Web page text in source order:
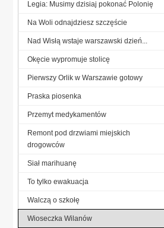
Legia: Musimy dzisiaj pokonać Polonię
Na Woli odnajdziesz szczęście
Nad Wisłą wstaje warszawski dzień...
Okęcie wypromuje stolicę
Pierwszy Orlik w Warszawie gotowy
Praska piosenka
Przemyt medykamentów
Remont pod drzwiami miejskich
drogowców
Siał marihuanę
To tylko ewakuacja
Walczą o szkołę
Wioseczka Wilanów